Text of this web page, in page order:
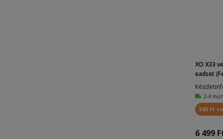
XO X33
eadset
2-4
300 Ft
6 499